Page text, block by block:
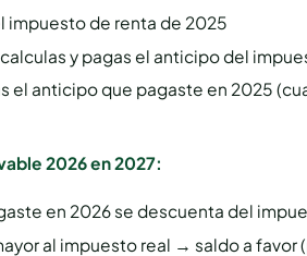
impuesto de renta de 2025
y pagas el anticipo del
el anticipo que pagaste en 2025
2026 en 2027:
en 2026 se descuenta del
al impuesto real → saldo a favor